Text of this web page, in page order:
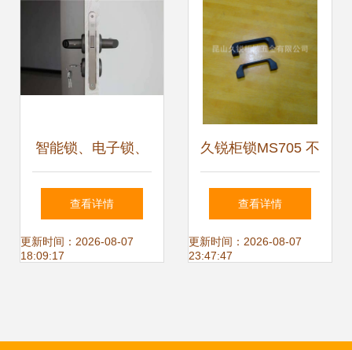
智能锁、电子锁、
机械锁 挑挑看，哪
种锁更适合你的家
查看详情
更新时间：2026-08-07
18:09:17
久锐柜锁MS705 不
锈钢电柜门锁的优
质之选
查看详情
更新时间：2026-08-07
23:47:47